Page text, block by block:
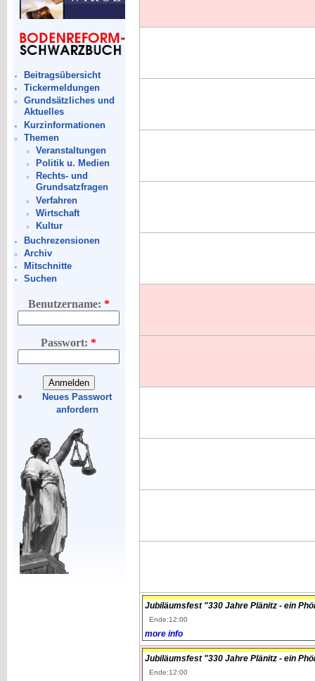
Beitragsübersicht
Tickermeldungen
Grundsätzliches und
Aktuelles
Kurzinformationen
Themen
Veranstaltungen
Politik u. Medien
Rechts- und
Grundsatzfragen
Verfahren
Wirtschaft
Kultur
Buchrezensionen
Archiv
Mitschnitte
Suchen
Benutzername: *
Passwort:*
Neues Passwort
anfordern
Jubiläumsfest "330 Jahre Plänitz - ein
Ende:12:00
more info
Jubiläumsfest "330 Jahre Plänitz - ein
Ende:12:00